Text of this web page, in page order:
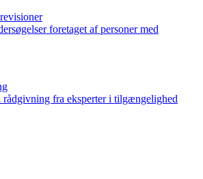
foretaget af personer med
fra eksperter i tilgængelighed